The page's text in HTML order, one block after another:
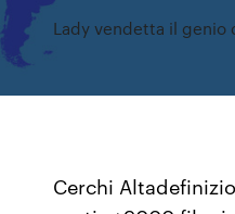
Lady vendetta il genio
Cerchi